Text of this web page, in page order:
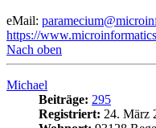
eMail:
https://
Nach oben
Michael
Beiträge: 295
Registriert: 24. März